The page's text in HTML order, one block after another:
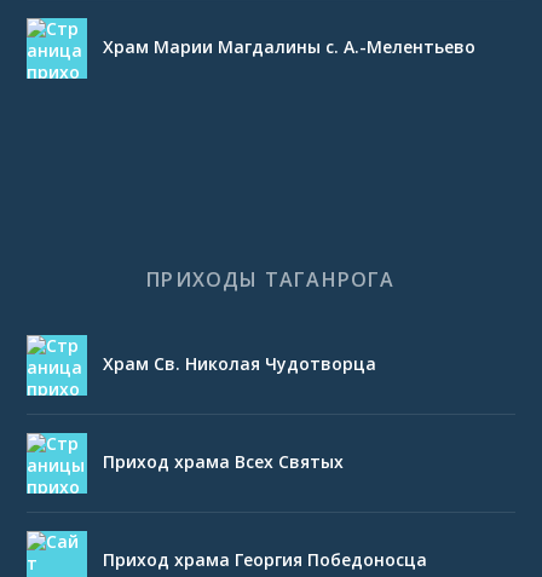
Храм Марии Магдалины с. А.-Мелентьево
ПРИХОДЫ ТАГАНРОГА
Храм Св. Николая Чудотворца
Приход храма Всех Святых
Приход храма Георгия Победоносца